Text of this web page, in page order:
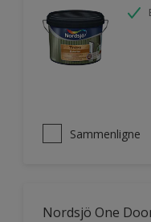
Sammenligne
Nordsjö One